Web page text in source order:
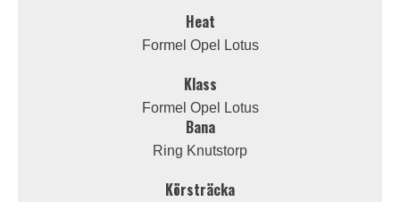
Heat
Formel Opel Lotus
Klass
Formel Opel Lotus
Bana
Ring Knutstorp
Körsträcka